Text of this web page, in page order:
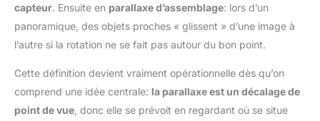
capteur. Ensuite en parallaxe d’assemblage: lors d’un
panoramique, des objets proches « glissent » d’une image à
l’autre si la rotation ne se fait pas autour du bon point.
Cette définition devient vraiment opérationnelle dès qu’on
comprend une idée centrale: la parallaxe est un décalage de
point de vue , donc elle se prévoit en regardant où se situe